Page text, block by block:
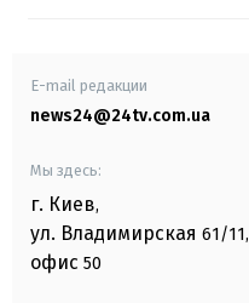
E-mail редакции
news24@24tv.com.ua
Мы здесь:
г. Киев,
ул. Владимирская 61/11,
офис 50